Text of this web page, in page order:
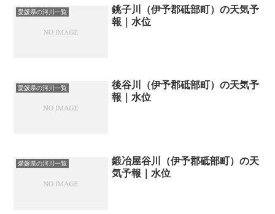
愛媛県の河川一覧
銚子川（伊予郡砥部町）の天気予
報｜水位
愛媛県の河川一覧
後谷川（伊予郡砥部町）の天気予
報｜水位
愛媛県の河川一覧
鍛冶屋谷川（伊予郡砥部町）の天
気予報｜水位